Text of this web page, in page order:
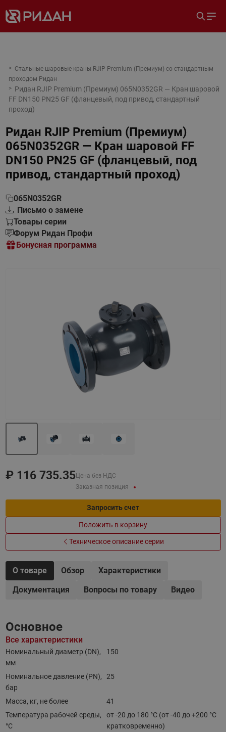
Стальные шаровые краны RJiP Premium (Премиум) со стандартным
проходом Ридан
Ридан RJIP Premium (Премиум) 065N0352GR — Кран шаровой
FF DN150 PN25 GF (фланцевый, под привод, стандартный
проход)
Ридан RJIP Premium (Премиум)
065N0352GR — Кран шаровой FF
DN150 PN25 GF (фланцевый, под
привод, стандартный проход)
065N0352GR
Письмо о замене
Товары серии
Форум Ридан Профи
Бонусная программа
₽ 116 735.35 Цена без НДС
Заказная позиция
Запросить счет
Положить в корзину
Техническое описание серии
О товаре Обзор
Характеристики
Документация
Вопросы по товару Видео
Основное
Все характеристики
Номинальный диаметр (DN),
мм
150
Номинальное давление (PN),
бар
25
Масса, кг, не более
41
Температура рабочей среды,
°С
от -20 до 180 °C (от -40 до +200 °С
кратковременно)